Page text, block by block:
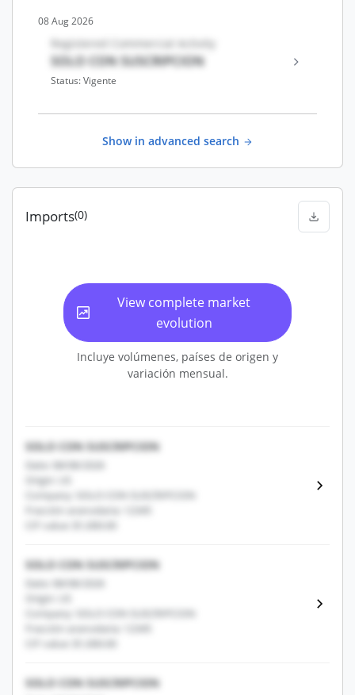
08 Aug 2026
Registered Commercial Activity
SOLO CON SUSCRIPCION
Status: Vigente
Show in advanced search
Imports(0)
View complete market
evolution
Incluye volúmenes, países de origen y
variación mensual.
SOLO CON SUSCRIPCION
Date: 08/08/2026
Origin: US
Company: SOLO CON SUSCRIPCION
Fracción arancelaria: 12345
CIF value: $1,000.00
SOLO CON SUSCRIPCION
Date: 08/08/2026
Origin: US
Company: SOLO CON SUSCRIPCION
Fracción arancelaria: 12345
CIF value: $1,000.00
SOLO CON SUSCRIPCION